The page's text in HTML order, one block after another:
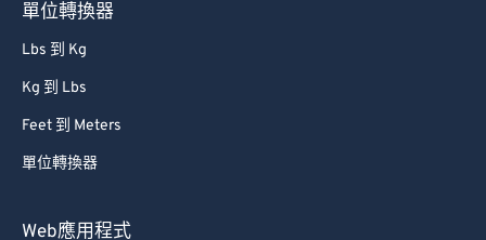
單位轉換器
Lbs 到 Kg
Kg 到 Lbs
Feet 到 Meters
單位轉換器
Web應用程式